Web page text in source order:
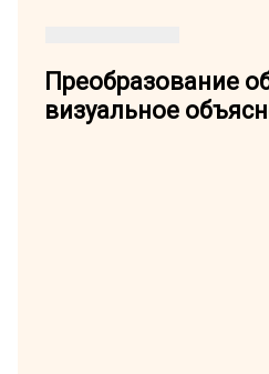
Преобразование
визуальное